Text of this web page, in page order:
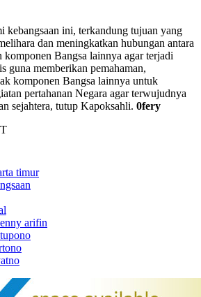
kebangsaan ini, terkandung tujuan yang
dan meningkatkan hubungan antara
Bangsa lainnya agar terjadi
guna memberikan pemahaman,
komponen Bangsa lainnya untuk
pertahanan Negara agar terwujudnya
sejahtera, tutup Kapoksahli. 0fery
timur
arifin